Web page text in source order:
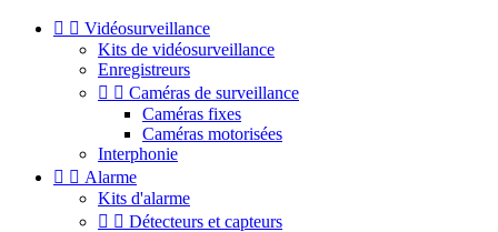
  Vidéosurveillance
Kits de vidéosurveillance
Enregistreurs
  Caméras de surveillance
Caméras fixes
Caméras motorisées
Interphonie
  Alarme
Kits d'alarme
  Détecteurs et capteurs